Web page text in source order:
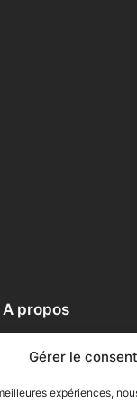
Gérer le
expériences,
A propos
Contact
Politique de cookies